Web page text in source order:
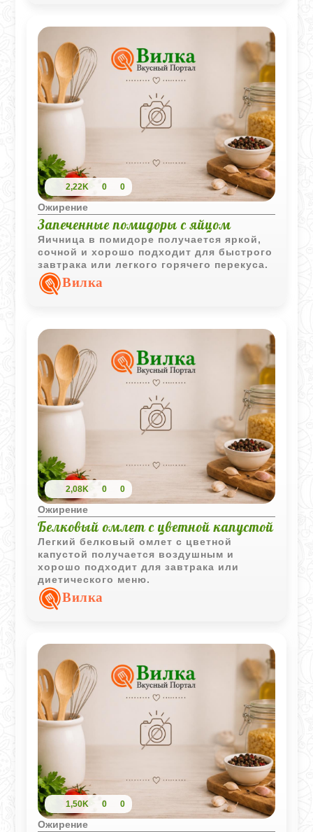
2,22K 0 0
Ожирение
Запеченные помидоры с яйцом
Яичница в помидоре получается яркой,
сочной и хорошо подходит для быстрого
завтрака или легкого горячего перекуса.
Вилка
2,08K 0 0
Ожирение
Белковый омлет с цветной капустой
Легкий белковый омлет с цветной
капустой получается воздушным и
хорошо подходит для завтрака или
диетического меню.
Вилка
1,50K 0 0
Ожирение